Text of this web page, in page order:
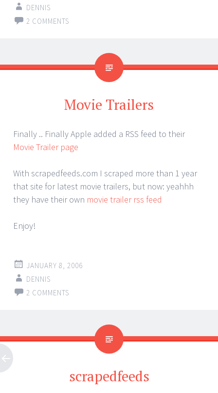
DENNIS
2 COMMENTS
Movie Trailers
Finally .. Finally Apple added a RSS feed to their
Movie Trailer page
With scrapedfeeds.com I scraped more than 1 year
that site for latest movie trailers, but now: yeahhh
they have their own movie trailer rss feed
Enjoy!
JANUARY 8, 2006
DENNIS
2 COMMENTS
scrapedfeeds